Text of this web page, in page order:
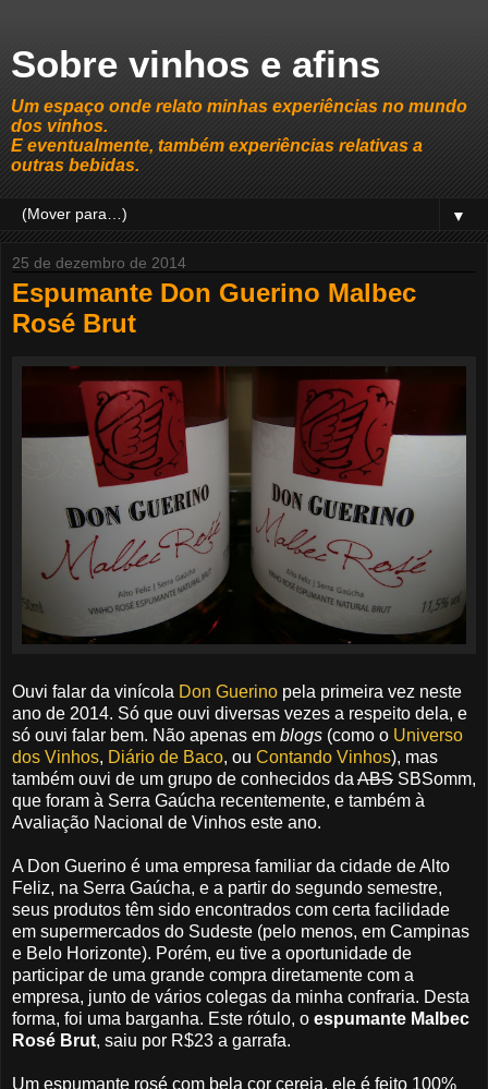
Sobre vinhos e afins
Um espaço onde relato minhas experiências no mundo
dos vinhos.
E eventualmente, também experiências relativas a
outras bebidas.
▼
25 de dezembro de 2014
Espumante Don Guerino Malbec
Rosé Brut
Ouvi falar da vinícola Don Guerino pela primeira vez neste
ano de 2014. Só que ouvi diversas vezes a respeito dela, e
só ouvi falar bem. Não apenas em blogs (como o Universo
dos Vinhos, Diário de Baco, ou Contando Vinhos), mas
também ouvi de um grupo de conhecidos da ABS SBSomm,
que foram à Serra Gaúcha recentemente, e também à
Avaliação Nacional de Vinhos este ano.
A Don Guerino é uma empresa familiar da cidade de Alto
Feliz, na Serra Gaúcha, e a partir do segundo semestre,
seus produtos têm sido encontrados com certa facilidade
em supermercados do Sudeste (pelo menos, em Campinas
e Belo Horizonte). Porém, eu tive a oportunidade de
participar de uma grande compra diretamente com a
empresa, junto de vários colegas da minha confraria. Desta
forma, foi uma barganha. Este rótulo, o espumante Malbec
Rosé Brut, saiu por R$23 a garrafa.
Um espumante rosé com bela cor cereja, ele é feito 100%